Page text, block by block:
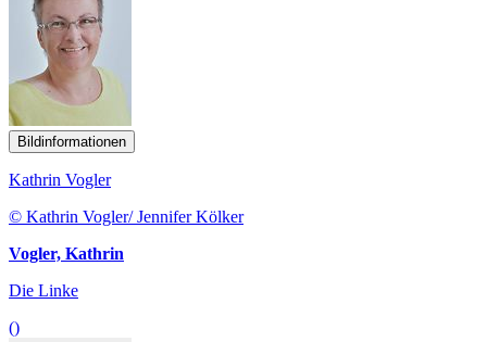
Bildinformationen
Kathrin Vogler
© Kathrin Vogler/ Jennifer Kölker
Vogler, Kathrin
Die Linke
()